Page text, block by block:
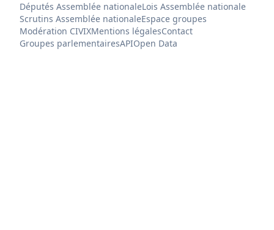
Députés Assemblée nationaleLois Assemblée nationale
Scrutins Assemblée nationaleEspace groupes
Modération CIVIXMentions légalesContact
Groupes parlementairesAPIOpen Data